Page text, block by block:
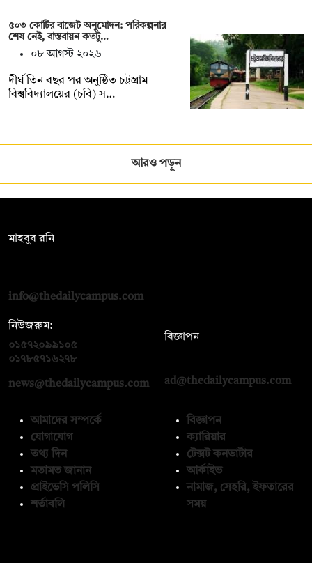
৫০৩ কোটির বাজেট অনুমোদন: পরিকল্পনার
শেষ নেই, বাস্তবায়ন কতটু…
০৮ আগস্ট ২০২৬
দীর্ঘ তিন বছর পর অনুষ্ঠিত চট্টগ্রাম
বিশ্ববিদ্যালয়ের (চবি) স…
আরও পড়ুন
মাহবুব রনি
info@thedailycampus.com
নিউজরুম:
০১৫৭২০৯৯১০৫
০১৭৮৫৭১৬২৭৮
news@thedailycampus.com
বিজ্ঞাপন
ad@thedailycampus.com
আমাদের সম্পর্কে
যোগাযোগ
তথ্য দিন
মতামত জানান
প্রাইভেসি পলিসি
শর্তাবলি
বিজ্ঞাপন
ক্যারিয়ার
টেক্সট কনভার্টার
আর্কাইভ
নামাজ, সেহরি, ইফতারের
সময়